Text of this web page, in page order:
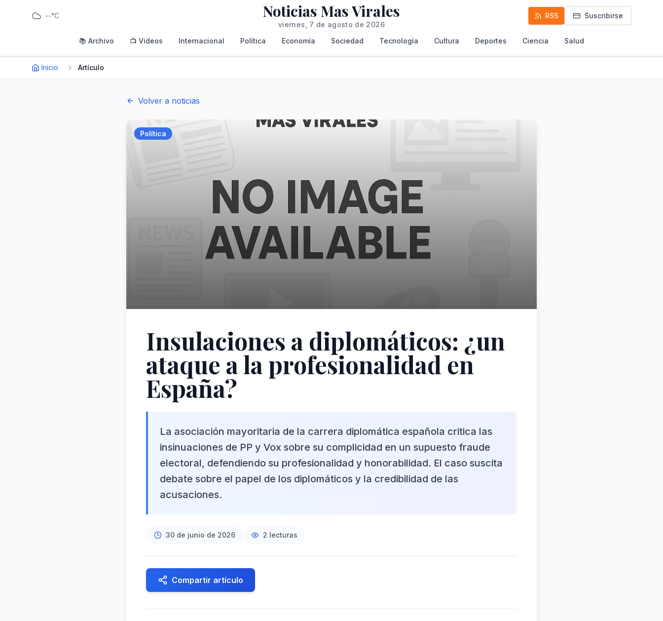
--°C Noticias Mas Virales
viernes, 7 de agosto de 2026
RSS Suscribirse
📚 Archivo 📺 Videos Internacional Política Economía Sociedad Tecnología Cultura Deportes Ciencia Salud
Inicio Artículo
Volver a noticias
Política
Insulaciones a diplomáticos: ¿un
ataque a la profesionalidad en
España?
La asociación mayoritaria de la carrera diplomática española critica las
insinuaciones de PP y Vox sobre su complicidad en un supuesto fraude
electoral, defendiendo su profesionalidad y honorabilidad. El caso suscita
debate sobre el papel de los diplomáticos y la credibilidad de las
acusaciones.
30 de junio de 2026 2 lecturas
Compartir artículo